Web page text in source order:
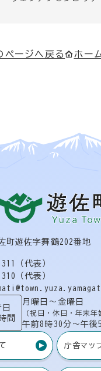
ページへ戻る ホー
町遊佐字舞鶴202番地
（代表）
（代表）
間
月曜日〜金曜日
（祝日・休日・年末年
午前8時30分〜午後
庁舎マッ